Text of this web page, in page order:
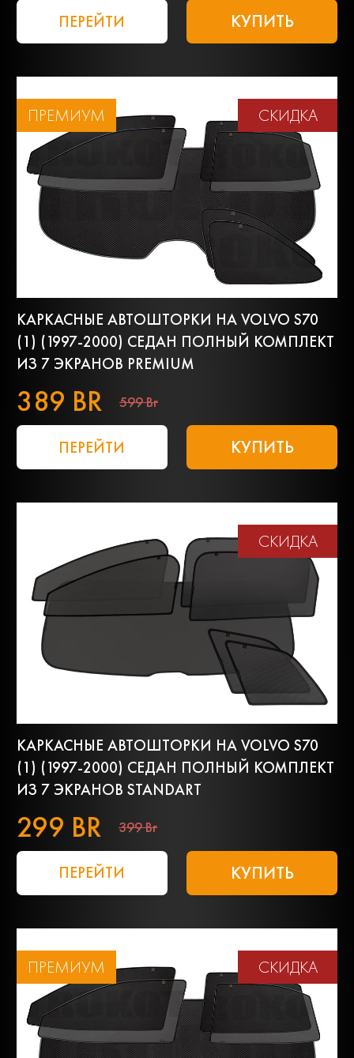
ПЕРЕЙТИ КУПИТЬ
ПРЕМИУМ СКИДКА
КАРКАСНЫЕ АВТОШТОРКИ НА VOLVO S70
(1) (1997-2000) СЕДАН ПОЛНЫЙ КОМПЛЕКТ
ИЗ 7 ЭКРАНОВ PREMIUM
389 BR 599 Br
ПЕРЕЙТИ КУПИТЬ
СКИДКА
КАРКАСНЫЕ АВТОШТОРКИ НА VOLVO S70
(1) (1997-2000) СЕДАН ПОЛНЫЙ КОМПЛЕКТ
ИЗ 7 ЭКРАНОВ STANDART
299 BR 399 Br
ПЕРЕЙТИ КУПИТЬ
ПРЕМИУМ СКИДКА